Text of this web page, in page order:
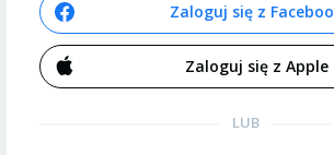
Zaloguj się z
Zaloguj się z Apple
LUB